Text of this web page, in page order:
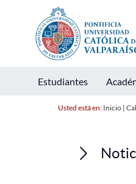
Estudiantes
Usted está en: Inicio|